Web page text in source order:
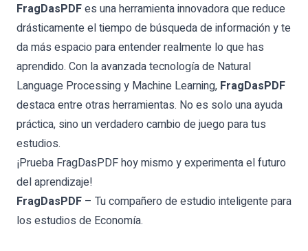
FragDasPDFes una herramienta innovadora que reduce
drásticamente el tiempo de búsqueda de información y te
da más espacio para entender realmente lo que has
aprendido. Con la avanzada tecnología de Natural
Language Processingy Machine Learning, FragDasPDF
destaca entre otras herramientas. No es solo una ayuda
práctica, sino un verdadero cambio de juego para tus
estudios.
¡Prueba FragDasPDFhoy mismo y experimenta el futuro
del aprendizaje!
FragDasPDF – Tu compañero de estudio inteligente para
los estudios de Economía.